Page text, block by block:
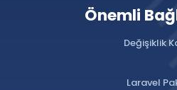
Önemli
Değişiklik
Laravel